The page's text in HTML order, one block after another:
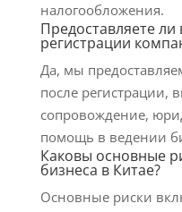
налогообложения.
Предоставляете
регистрации
Да, мы
после регистрации,
сопровождение,
помощь в ведении
Каковы основные
бизнеса в Китае?
Основные риски